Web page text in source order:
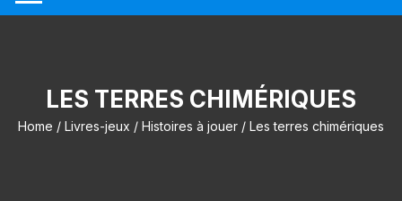
LES TERRES CHIMÉRIQUES
Home / Livres-jeux / Histoires à jouer/ Les terres chimériques